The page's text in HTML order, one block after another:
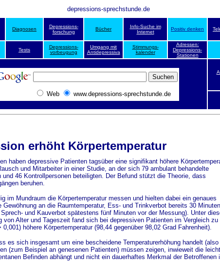
depressions-sprechstunde.de
Diagnosen
Depressions-
forschung
Bücher
Info-Suche im
Internet
Positiv denken
Tests
Depressions-
vorbeugung
Umgang mit
Antidepressiva
Stimmungs-
kalender
Adressen:
Depressions-
Stationen
Web www.depressions-sprechstunde.de
erhöht Körpertemperatur
haben depressive Patienten tagsüber eine signifikant höhere
und Mitarbeiter in einer Studie, an der sich 79 ambulant behandelte
46 Kontrollpersonen beteiligten. Der Befund stützt die Theorie, dass
beruhen.
im Mundraum die Körpertemperatur messen und hielten dabei ein genaues
an die Raumtemperatur, Ess- und Trinkverbot bereits 30 Minuten
und Kauverbot spätestens fünf Minuten vor der Messung). Unter
von Alter und Tageszeit fand sich bei depressiven Patienten im Vergleich zu
höhere Körpertemperatur (98,44 gegenüber 98,02 Grad Fahrenheit).
es sich insgesamt um eine bescheidene Temperaturerhöhung handelt (also
(zum Beispiel an genesenen Patienten) müssen zeigen, inwieweit die leicht
Befinden abhängt und nicht ein dauerhaftes Merkmal der Betroffenen